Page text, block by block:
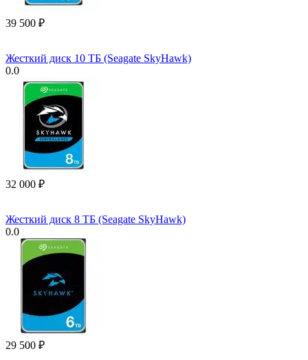
39 500 ₽
Жесткий диск 10 ТБ (Seagate SkyHawk)
0.0
32 000 ₽
Жесткий диск 8 ТБ (Seagate SkyHawk)
0.0
29 500 ₽